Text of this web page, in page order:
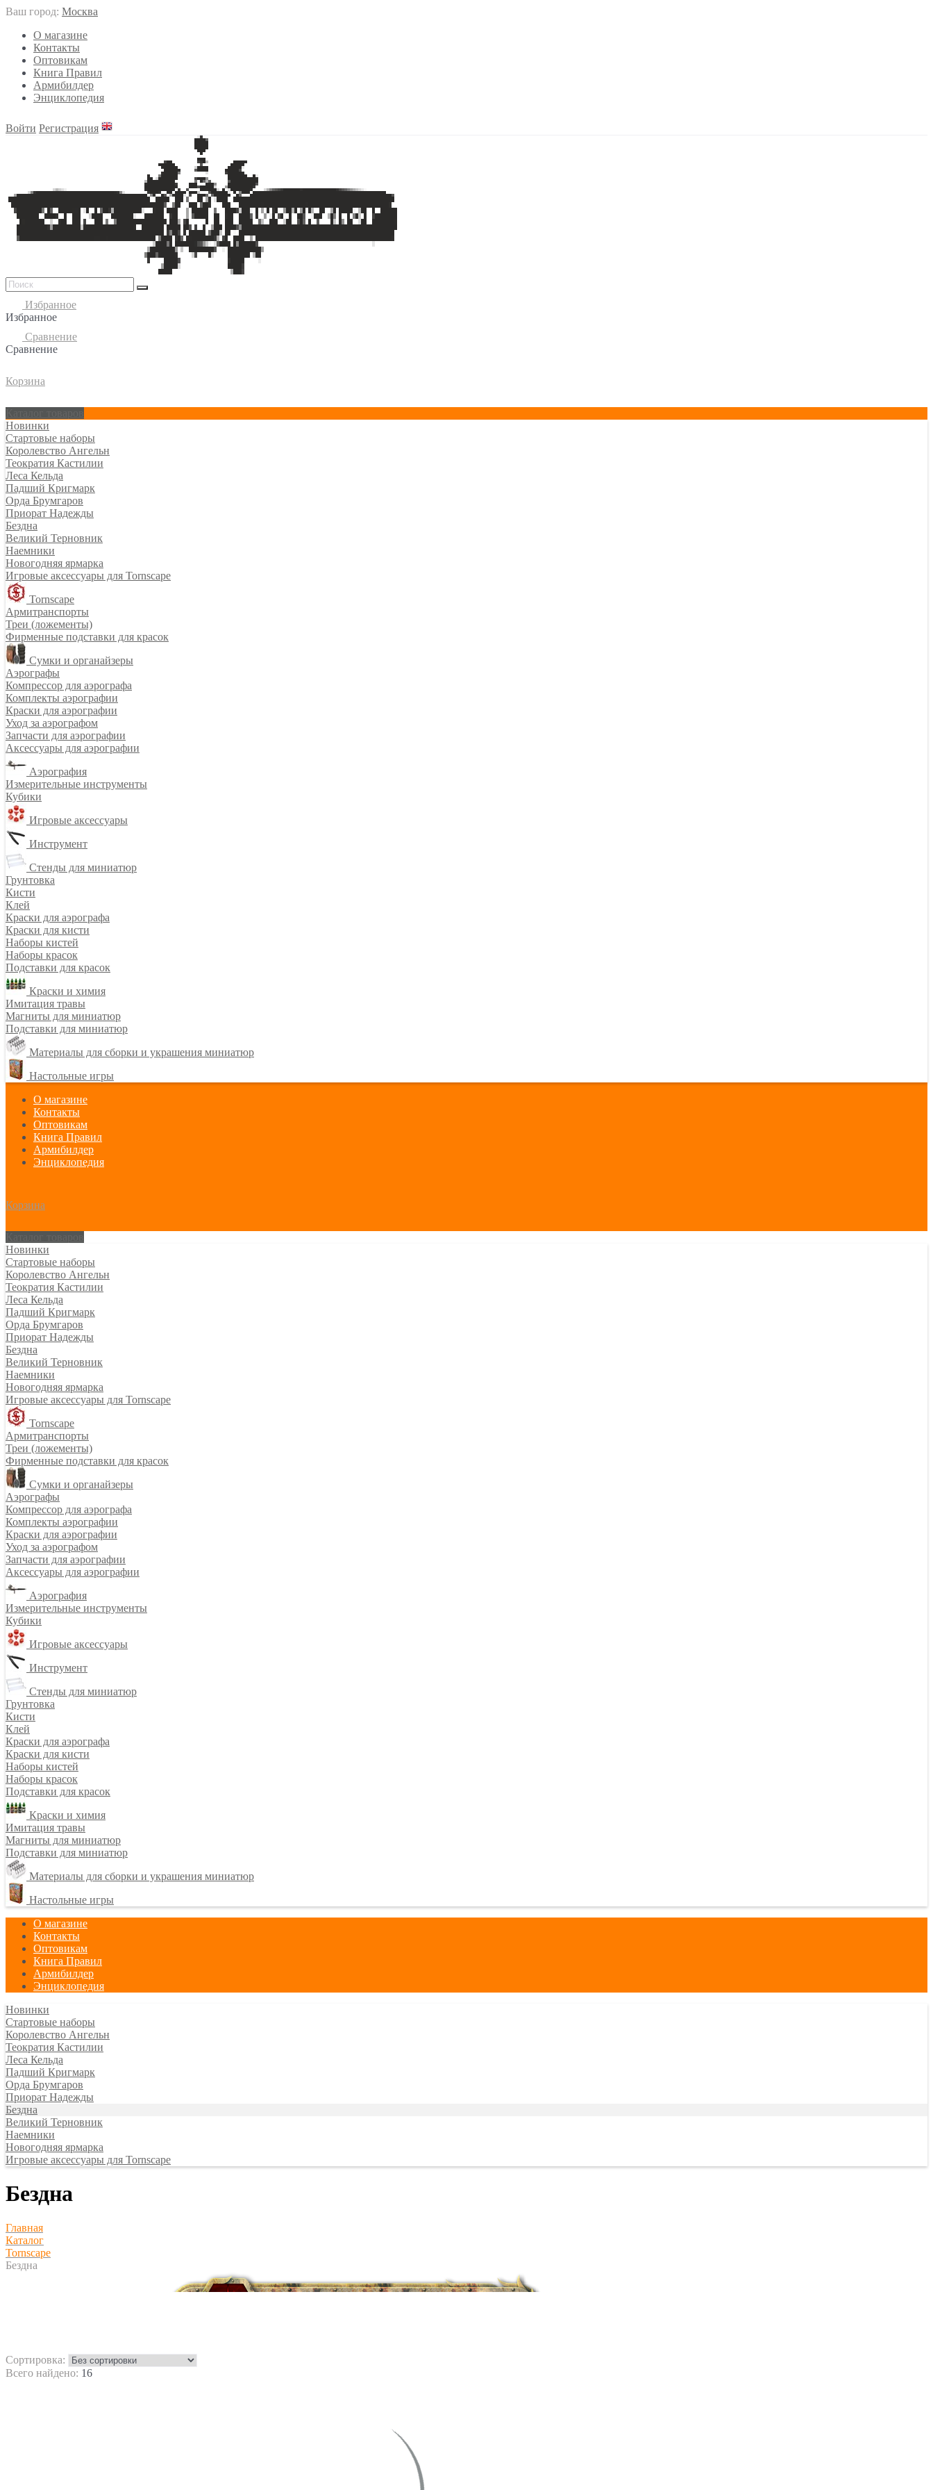
Ваш город: Москва
О магазине
Контакты
Оптовикам
Книга Правил
Армибилдер
Энциклопедия
Войти Регистрация
Избранное
Избранное
Сравнение
Сравнение
Корзина
Новинки
Стартовые наборы
Королевство Ангельн
Теократия Кастилии
Леса Кельда
Падший Кригмарк
Орда Брумгаров
Приорат Надежды
Бездна
Великий Терновник
Наемники
Новогодняя ярмарка
Игровые аксессуары для Tornscape
Tornscape
Армитранспорты
Треи (ложементы)
Фирменные подставки для красок
Сумки и органайзеры
Аэрографы
Компрессор для аэрографа
Комплекты аэрографии
Краски для аэрографии
Уход за аэрографом
Запчасти для аэрографии
Аксессуары для аэрографии
Аэрография
Измерительные инструменты
Кубики
Игровые аксессуары
Инструмент
Стенды для миниатюр
Грунтовка
Кисти
Клей
Краски для аэрографа
Краски для кисти
Наборы кистей
Наборы красок
Подставки для красок
Краски и химия
Имитация травы
Магниты для миниатюр
Подставки для миниатюр
Материалы для сборки и украшения миниатюр
Настольные игры
О магазине
Контакты
Оптовикам
Книга Правил
Армибилдер
Энциклопедия
Корзина
Новинки
Стартовые наборы
Королевство Ангельн
Теократия Кастилии
Леса Кельда
Падший Кригмарк
Орда Брумгаров
Приорат Надежды
Бездна
Великий Терновник
Наемники
Новогодняя ярмарка
Игровые аксессуары для Tornscape
Tornscape
Армитранспорты
Треи (ложементы)
Фирменные подставки для красок
Сумки и органайзеры
Аэрографы
Компрессор для аэрографа
Комплекты аэрографии
Краски для аэрографии
Уход за аэрографом
Запчасти для аэрографии
Аксессуары для аэрографии
Аэрография
Измерительные инструменты
Кубики
Игровые аксессуары
Инструмент
Стенды для миниатюр
Грунтовка
Кисти
Клей
Краски для аэрографа
Краски для кисти
Наборы кистей
Наборы красок
Подставки для красок
Краски и химия
Имитация травы
Магниты для миниатюр
Подставки для миниатюр
Материалы для сборки и украшения миниатюр
Настольные игры
О магазине
Контакты
Оптовикам
Книга Правил
Армибилдер
Энциклопедия
Новинки
Стартовые наборы
Королевство Ангельн
Теократия Кастилии
Леса Кельда
Падший Кригмарк
Орда Брумгаров
Приорат Надежды
Бездна
Великий Терновник
Наемники
Новогодняя ярмарка
Игровые аксессуары для Tornscape
Бездна
Главная
Каталог
Tornscape
Бездна
Сортировка:
Всего найдено: 16